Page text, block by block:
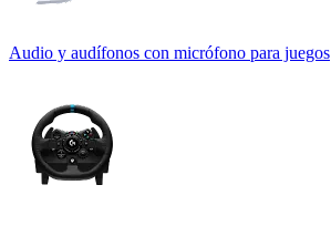
Audio y audífonos con micrófono para juegos